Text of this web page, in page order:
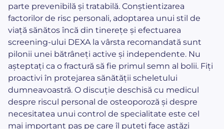
parte prevenibilă și tratabilă. Conștientizarea
factorilor de risc personali, adoptarea unui stil de
viață sănătos încă din tinerețe și efectuarea
screening-ului DEXA la vârsta recomandată sunt
pilonii unei bătrâneți active și independente. Nu
așteptați ca o fractură să fie primul semn al bolii. Fiți
proactivi în protejarea sănătății scheletului
dumneavoastră. O discuție deschisă cu medicul
despre riscul personal de osteoporoză și despre
necesitatea unui control de specialitate este cel
mai important pas pe care îl puteți face astăzi